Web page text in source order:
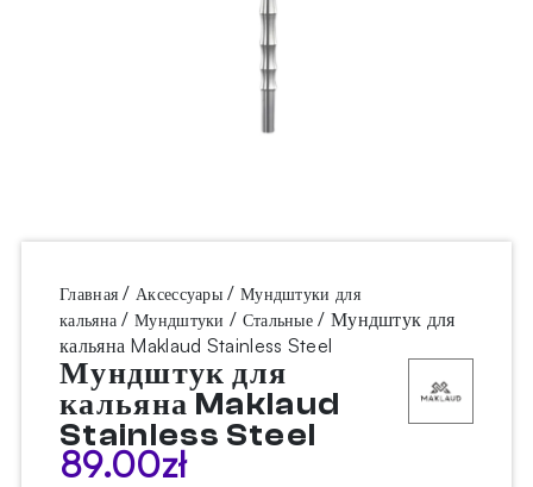
Главная /Аксессуары / Мундштуки для
кальяна /Мундштуки / Стальные / Мундштук для
кальяна Maklaud Stainless Steel
Мундштук для
кальяна Maklaud
Stainless Steel
89.00zł